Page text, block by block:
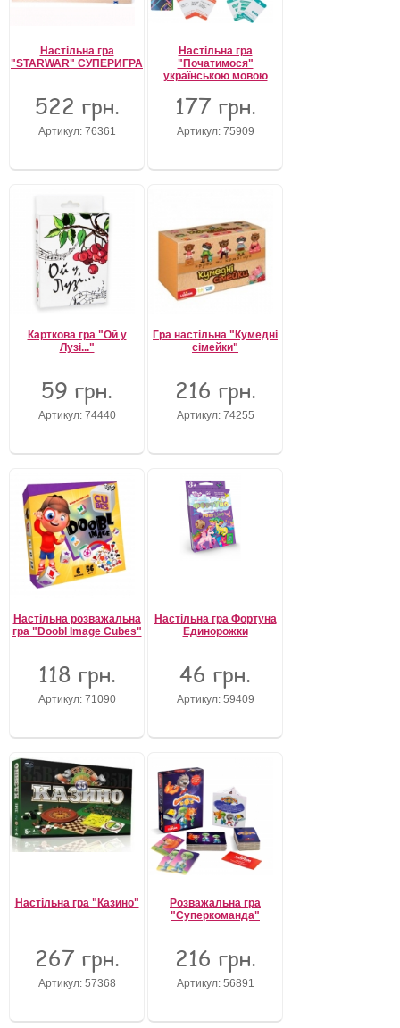
Настільна гра
"STARWAR" СУПЕРИГРА
522 грн.
Артикул: 76361
Настільна гра
"Початимося"
українською мовою
177 грн.
Артикул: 75909
Карткова гра "Ой у
Лузі..."
59 грн.
Артикул: 74440
Гра настільна "Кумедні
сімейки"
216 грн.
Артикул: 74255
Настільна розважальна
гра "Doobl Image Cubes"
118 грн.
Артикул: 71090
Настільна гра Фортуна
Единорожки
46 грн.
Артикул: 59409
Настільна гра "Казино"
267 грн.
Артикул: 57368
Розважальна гра
"Суперкоманда"
216 грн.
Артикул: 56891